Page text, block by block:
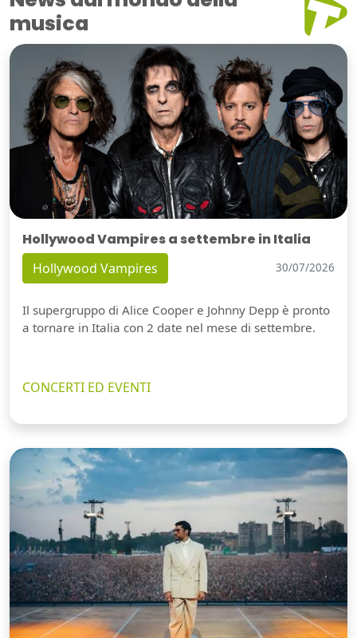
musica
Hollywood Vampires a settembre in Italia
Hollywood Vampires 30/07/2026
Il supergruppo di Alice Cooper e Johnny Depp è pronto
a tornare in Italia con 2 date nel mese di settembre.
CONCERTI ED EVENTI